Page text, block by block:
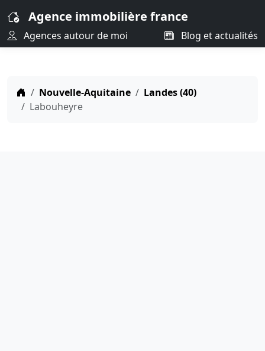
Agence immobilière france
Agences autour de moi Blog et actualités
Nouvelle-Aquitaine
Landes (40)
Labouheyre